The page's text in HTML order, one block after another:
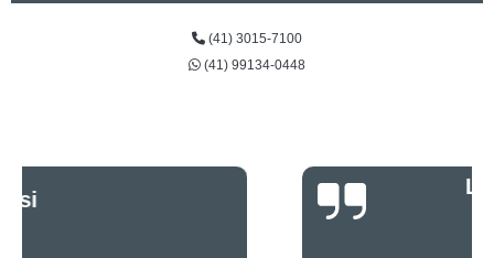
(41) 3015-7100
(41) 99134-0448
Luciano Rueda